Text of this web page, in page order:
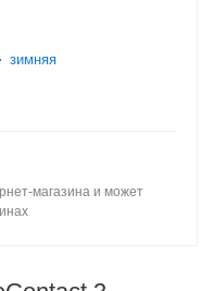
зимняя
магазина и может